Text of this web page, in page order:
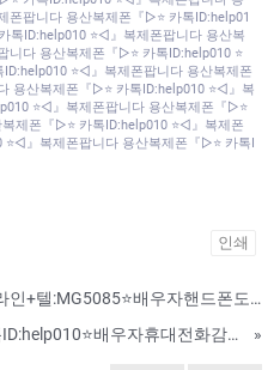
폰팝니다 용산복제폰『▷⭐ 카톡ID:help01
톡ID:help010 ⭐◁』복제폰팝니다 용산복
다 용산복제폰『▷⭐ 카톡ID:help010 ⭐
⭐◁』복제폰팝니다 용산복제폰
용산복제폰『▷⭐ 카톡ID:help010 ⭐◁』복
⭐◁』복제폰팝니다 용산복제폰『▷⭐
제폰『▷⭐ 카톡ID:help010 ⭐◁』복제폰
』복제폰팝니다 용산복제폰『▷⭐ 카톡I
인쇄
용산복제폰/쌍둥이폰⭐㉸톡+라인+텔:MG5085⭐배우자핸드폰도청/카톡내용확인/위치추적/복제폰팝니다
쌍둥이폰 복제폰/쌍둥이폰⭐카톡ID:help010⭐배우자휴대전화감시/카톡실시간확인/카톡복구/핸드폰도청/스마트폰해킹/인스타해킹의뢰받습니다
»